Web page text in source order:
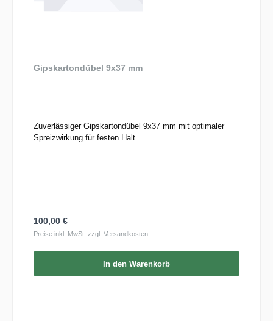
Gipskartondübel 9x37 mm
Zuverlässiger Gipskartondübel 9x37 mm mit optimaler
Spreizwirkung für festen Halt.
Regulärer Preis:
100,00 €
Preise inkl. MwSt. zzgl. Versandkosten
In den Warenkorb